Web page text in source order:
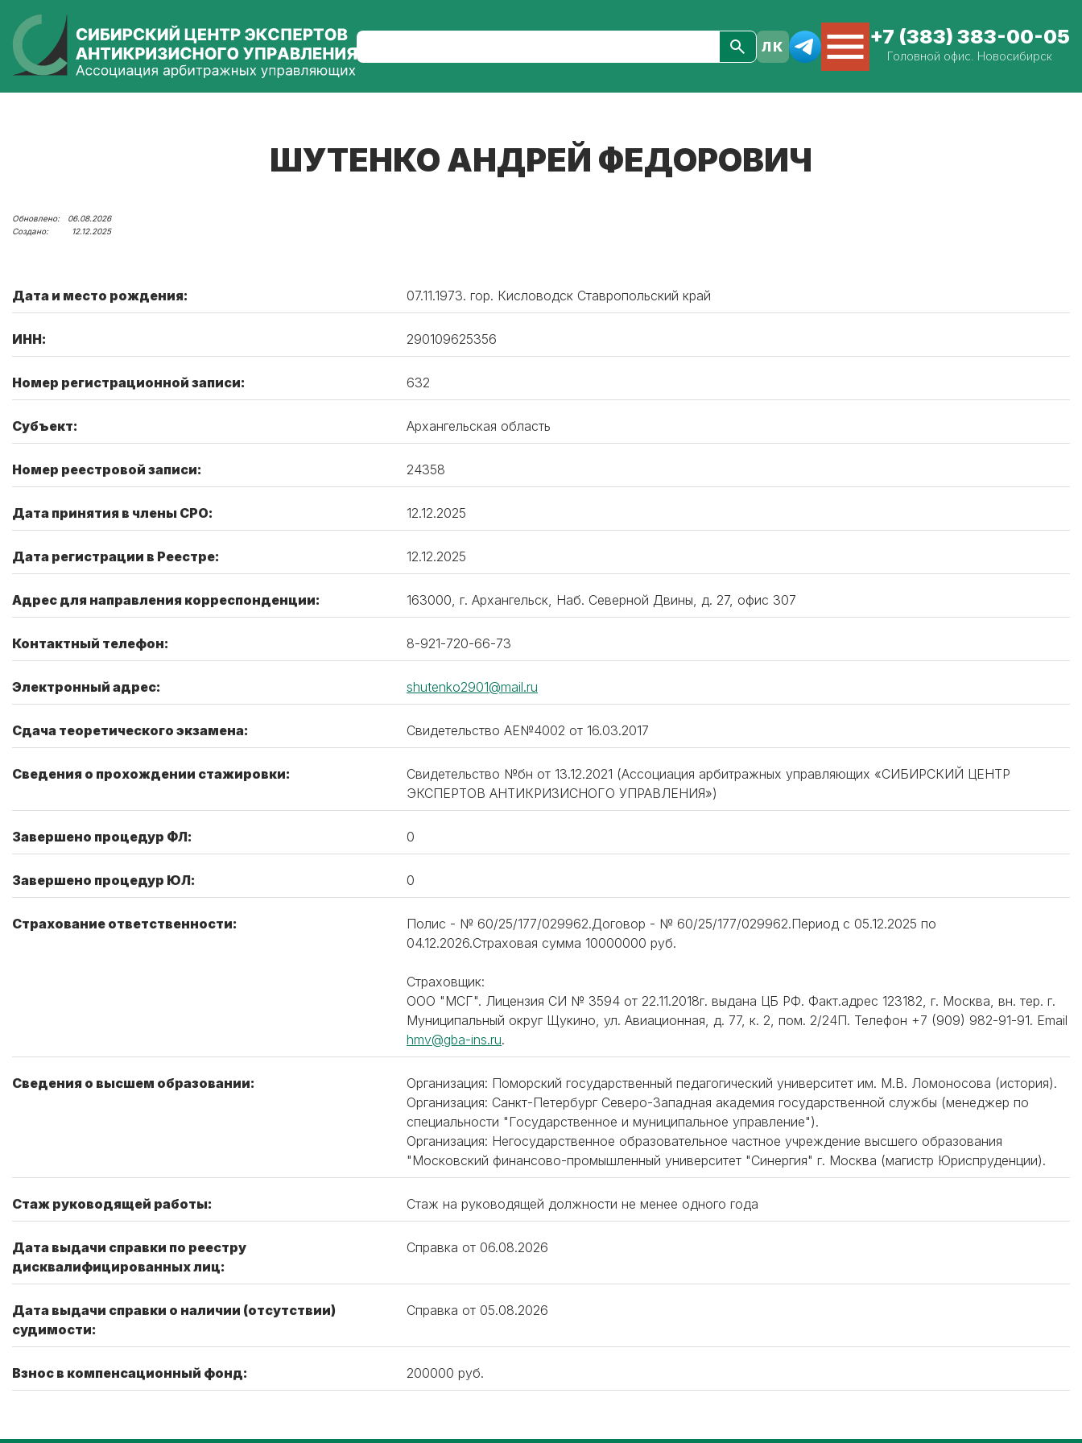
+7 (383) 383-00-05
Головной офис. Новосибирск
ШУТЕНКО АНДРЕЙ ФЕДОРОВИЧ
06.08.2026
12.12.2025
Дата и место рождения: 07.11.1973. гор. Кисловодск Ставропольский край
ИНН: 290109625356
Номер регистрационной записи: 632
Субъект: Архангельская область
Номер реестровой записи: 24358
Дата принятия в члены СРО: 12.12.2025
Дата регистрации в Реестре: 12.12.2025
Адрес для направления корреспонденции: 163000, г. Архангельск, Наб. Северной Двины, д. 27, офис 307
Контактный телефон: 8-921-720-66-73
Электронный адрес: shutenko2901@mail.ru
Сдача теоретического экзамена: Свидетельство АЕ№4002 от 16.03.2017
Сведения о прохождении стажировки:
Свидетельство №бн от 13.12.2021 (Ассоциация арбитражных управляющих «СИБИРСКИЙ ЦЕНТР
ЭКСПЕРТОВ АНТИКРИЗИСНОГО УПРАВЛЕНИЯ»)
Завершено процедур ФЛ: 0
Завершено процедур ЮЛ: 0
Страхование ответственности:
Полис - № 60/25/177/029962.Договор - № 60/25/177/029962.Период с 05.12.2025 по
04.12.2026.Страховая сумма 10000000 руб.
Страховщик:
ООО "МСГ". Лицензия СИ № 3594 от 22.11.2018г. выдана ЦБ РФ. Факт.адрес 123182, г. Москва, вн. тер. г.
Муниципальный округ Щукино, ул. Авиационная, д. 77, к. 2, пом. 2/24П. Телефон +7 (909) 982-91-91. Email
hmv@gba-ins.ru.
Сведения о высшем образовании:
Организация: Поморский государственный педагогический университет им. М.В. Ломоносова (история).
Организация: Санкт-Петербург Северо-Западная академия государственной службы (менеджер по
специальности "Государственное и муниципальное управление").
Организация: Негосударственное образовательное частное учреждение высшего образования
"Московский финансово-промышленный университет "Синергия" г. Москва (магистр Юриспруденции).
Стаж руководящей работы: Стаж на руководящей должности не менее одного года
Дата выдачи справки по реестру
дисквалифицированных лиц:
Справка от 06.08.2026
Дата выдачи справки о наличии (отсутствии)
судимости:
Справка от 05.08.2026
Взнос в компенсационный фонд: 200000 руб.